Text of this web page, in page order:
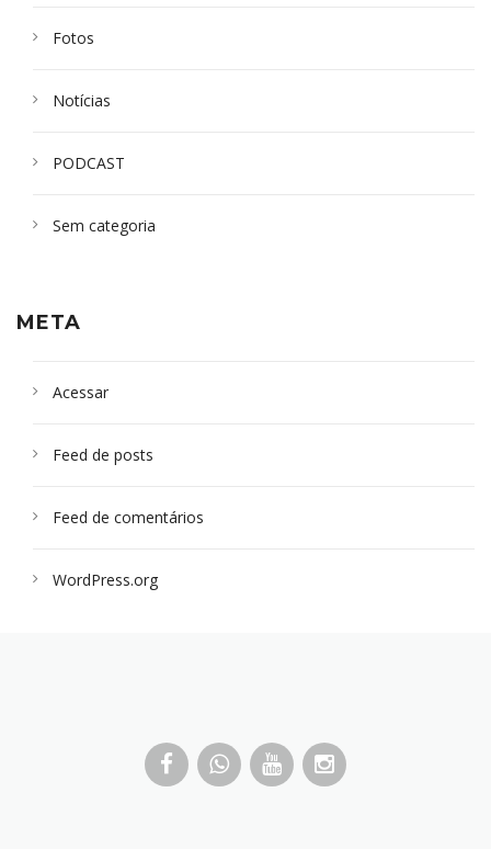
Fotos
Notícias
PODCAST
Sem categoria
META
Acessar
Feed de posts
Feed de comentários
WordPress.org